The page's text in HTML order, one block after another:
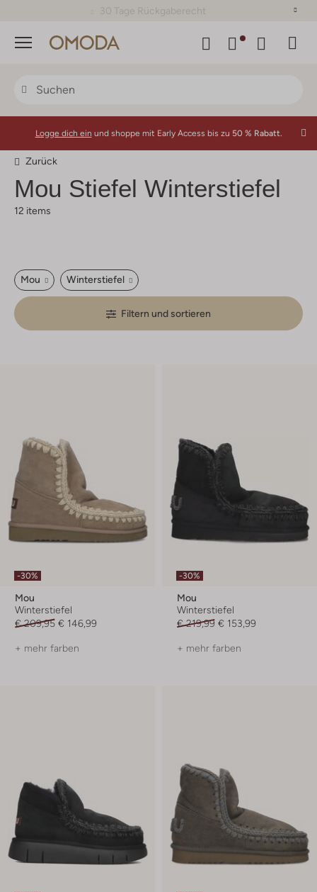
30 Tage Rückgaberecht
Menü
Logge dich ein und shoppe mit Early Access bis zu 50 % Rabatt.
Zurück
Mou Stiefel Winterstiefel
12 items
Mou Winterstiefel
Filtern und sortieren
-30%
Mou
Winterstiefel
€ 209,95 € 146,99
+ mehr farben
-30%
Mou
Winterstiefel
€ 219,99 € 153,99
+ mehr farben